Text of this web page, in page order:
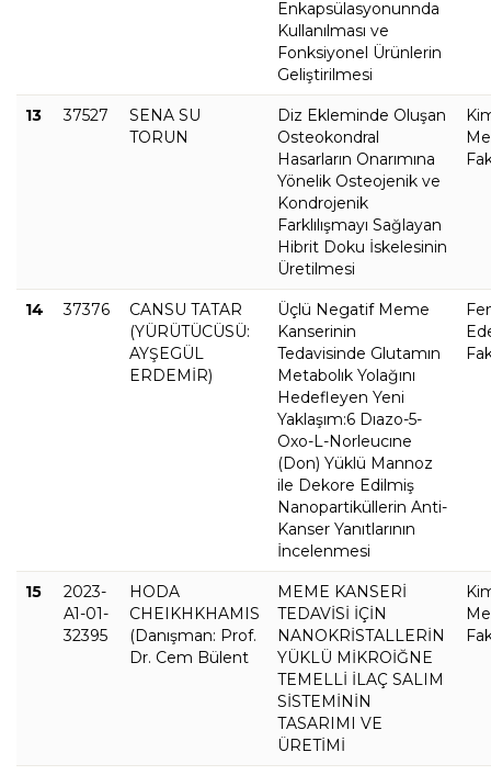
Enkapsülasyonunnda
Kullanılması ve
Fonksiyonel Ürünlerin
Geliştirilmesi
13 37527
SENA SU
TORUN
Diz Ekleminde Oluşan
Osteokondral
Hasarların Onarımına
Yönelik Osteojenik ve
Kondrojenik
Farklılışmayı Sağlayan
Hibrit Doku İskelesinin
Üretilmesi
14 37376
CANSU TATAR
(YÜRÜTÜCÜSÜ:
AYŞEGÜL
ERDEMİR)
Üçlü Negatif Meme
Kanserinin
Tedavisinde Glutamın
Metabolık Yolağını
Hedefleyen Yeni
Yaklaşım:6 Dıazo-5-
Oxo-L-Norleucıne
(Don) Yüklü Mannoz
ile Dekore Edilmiş
Nanopartiküllerin Anti-
Kanser Yanıtlarının
İncelenmesi
15
2023-
A1-01-
32395
HODA
CHEIKHKHAMIS
(Danışman: Prof.
Dr. Cem Bülent
MEME KANSERİ
TEDAVİSİ İÇİN
NANOKRİSTALLERİN
YÜKLÜ MİKROİĞNE
TEMELLİ İLAÇ SALIM
SİSTEMİNİN
TASARIMI VE
ÜRETİMİ